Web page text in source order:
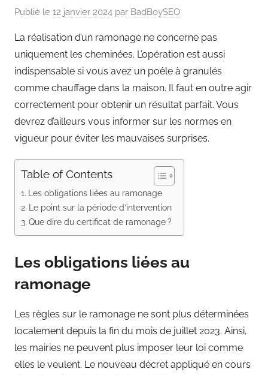
Publié le 12 janvier 2024 par BadBoySEO
La réalisation d’un ramonage ne concerne pas
uniquement les cheminées. L’opération est aussi
indispensable si vous avez un poêle à granulés
comme chauffage dans la maison. Il faut en outre agir
correctement pour obtenir un résultat parfait. Vous
devrez d’ailleurs vous informer sur les normes en
vigueur pour éviter les mauvaises surprises.
Table of Contents
Les obligations liées au ramonage
Le point sur la période d’intervention
Que dire du certificat de ramonage ?
Les obligations liées au
ramonage
Les règles sur le ramonage ne sont plus déterminées
localement depuis la fin du mois de juillet 2023. Ainsi,
les mairies ne peuvent plus imposer leur loi comme
elles le veulent. Le nouveau décret appliqué en cours